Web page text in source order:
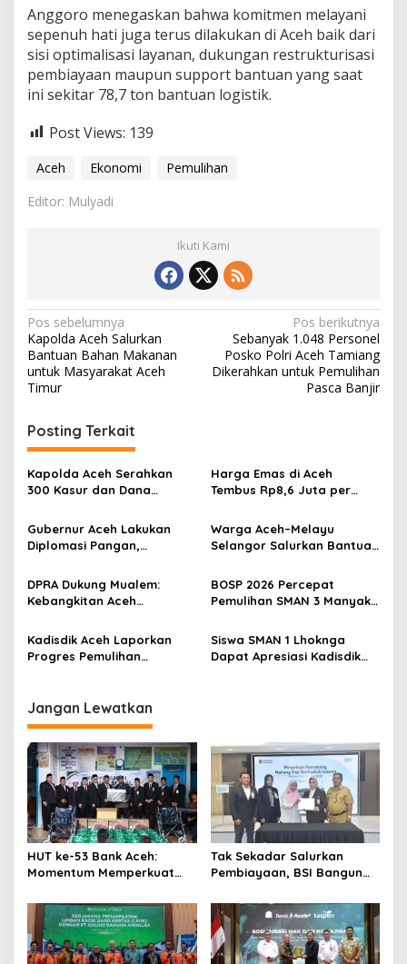
Anggoro menegaskan bahwa komitmen melayani
sepenuh hati juga terus dilakukan di Aceh baik dari
sisi optimalisasi layanan, dukungan restrukturisasi
pembiayaan maupun support bantuan yang saat
ini sekitar 78,7 ton bantuan logistik.
Post Views: 139
Aceh Ekonomi
Pemulihan
Editor: Mulyadi
Ikuti Kami
N
a
v
g
a
s
p
o
s
Pos sebelumnya
Kapolda Aceh Salurkan
Bantuan Bahan Makanan
untuk Masyarakat Aceh
Timur
Pos berikutnya
Sebanyak 1.048 Personel
Posko Polri Aceh Tamiang
Dikerahkan untuk Pemulihan
Pasca Banjir
Posting Terkait
Kapolda Aceh Serahkan
300 Kasur dan Dana
Korban Bencana di
Ketambe
Harga Emas di Aceh
Tembus Rp8,6 Juta per
Rp10 Juta?
Gubernur Aceh Lakukan
Diplomasi Pangan,
Jelang Ramadhan
Warga Aceh–Melayu
Selangor Salurkan Bantuan
untuk Korban Banjir
Langkahan
DPRA Dukung Mualem:
Kebangkitan Aceh
Bertumpu pada Ekonomi
dan Infrastruktur
BOSP 2026 Percepat
Pemulihan SMAN 3 Manyak
Kadisdik Aceh Laporkan
Progres Pemulihan
Siswa SMAN 1 Lhoknga
Dapat Apresiasi Kadisdik
Jangan Lewatkan
HUT ke-53 Bank Aceh:
Momentum Memperkuat
Keberkahan Bagi Aceh
Tak Sekadar Salurkan
Pembiayaan, BSI Bangun
Bersama Danantara